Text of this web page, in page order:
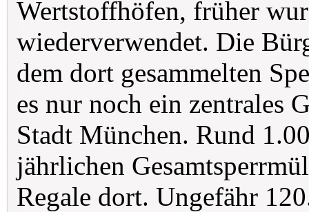
Wertstoffhöfen, früher
wiederverwendet. Die
dem dort gesammelten
es nur noch ein zentrales
Stadt München. Rund
jährlichen
Regale dort. Ungefähr